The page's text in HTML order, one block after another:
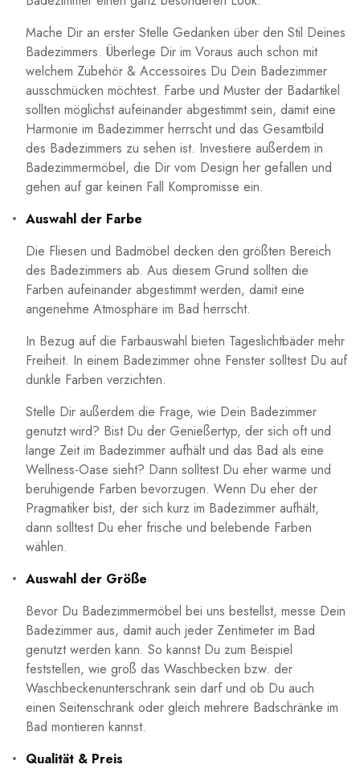
Mache Dir an erster Stelle Gedanken über den Stil Deines
Badezimmers. Überlege Dir im Voraus auch schon mit
welchem Zubehör & Accessoires Du Dein Badezimmer
ausschmücken möchtest. Farbe und Muster der Badartikel
sollten möglichst aufeinander abgestimmt sein, damit eine
Harmonie im Badezimmer herrscht und das Gesamtbild
des Badezimmers zu sehen ist. Investiere außerdem in
Badezimmermöbel, die Dir vom Design her gefallen und
gehen auf gar keinen Fall Kompromisse ein.
Auswahl der Farbe
Die Fliesen und Badmöbel decken den größten Bereich
des Badezimmers ab. Aus diesem Grund sollten die
Farben aufeinander abgestimmt werden, damit eine
angenehme Atmosphäre im Bad herrscht.
In Bezug auf die Farbauswahl bieten Tageslichtbäder mehr
Freiheit. In einem Badezimmer ohne Fenster solltest Du auf
dunkle Farben verzichten.
Stelle Dir außerdem die Frage, wie Dein Badezimmer
genutzt wird? Bist Du der Genießertyp, der sich oft und
lange Zeit im Badezimmer aufhält und das Bad als eine
Wellness-Oase sieht? Dann solltest Du eher warme und
beruhigende Farben bevorzugen. Wenn Du eher der
Pragmatiker bist, der sich kurz im Badezimmer aufhält,
dann solltest Du eher frische und belebende Farben
wählen.
Auswahl der Größe
Bevor Du Badezimmermöbel bei uns bestellst, messe Dein
Badezimmer aus, damit auch jeder Zentimeter im Bad
genutzt werden kann. So kannst Du zum Beispiel
feststellen, wie groß das Waschbecken bzw. der
Waschbeckenunterschrank sein darf und ob Du auch
einen Seitenschrank oder gleich mehrere Badschränke im
Bad montieren kannst.
Qualität & Preis